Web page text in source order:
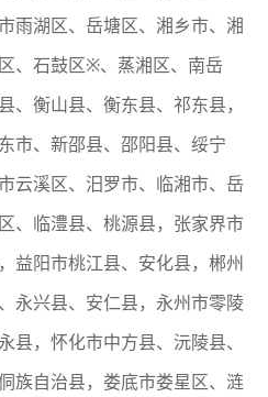
雨湖区、岳塘区、湘乡市、湘
、石鼓区※、蒸湘区、南岳
、衡山县、衡东县、祁东县，
市、新邵县、邵阳县、绥宁
云溪区、汨罗市、临湘市、岳
、临澧县、桃源县，张家界市
益阳市桃江县、安化县，郴州
永兴县、安仁县，永州市零陵
县，怀化市中方县、沅陵县、
族自治县，娄底市娄星区、涟